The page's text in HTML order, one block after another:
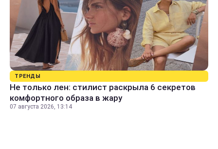
ТРЕНДЫ
Не только лен: стилист раскрыла 6 секретов
комфортного образа в жару
07 августа 2026, 13:14